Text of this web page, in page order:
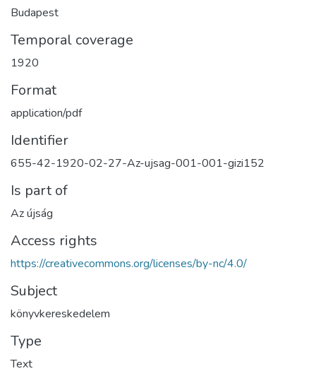
Budapest
Temporal coverage
1920
Format
application/pdf
Identifier
655-42-1920-02-27-Az-ujsag-001-001-gizi152
Is part of
Az újság
Access rights
https://creativecommons.org/licenses/by-nc/4.0/
Subject
könyvkereskedelem
Type
Text